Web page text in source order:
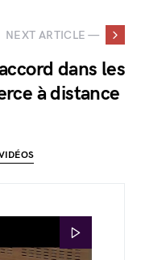
NEXT ARTICLE —
dans les
à distance